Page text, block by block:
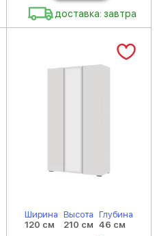
доставка: завтра
Ширина
120 см
Высота
210 см
Глубина
46 см